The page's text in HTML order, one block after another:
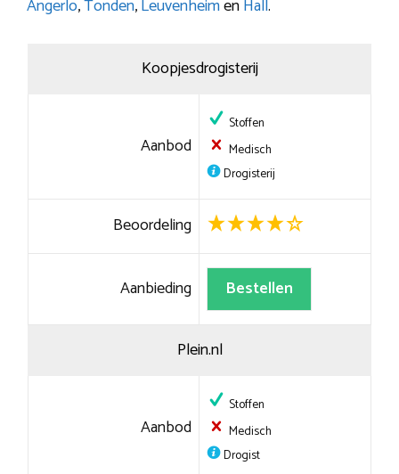
Angerlo,Tonden,LeuvenheimenHall.
Koopjesdrogisterij
Aanbod
Stoffen
Medisch
Drogisterij
Beoordeling
Aanbieding Bestellen
Plein.nl
Aanbod
Stoffen
Medisch
Drogist